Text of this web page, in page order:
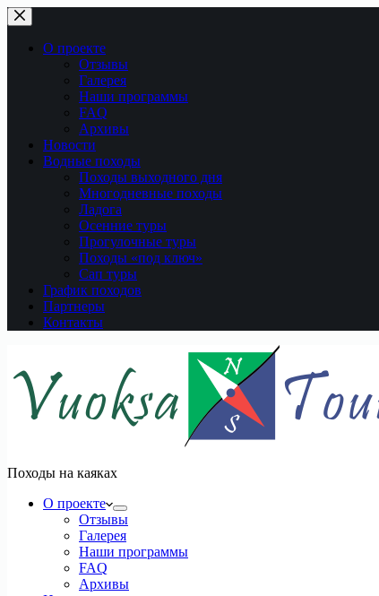
Перейти
к
сути
О проекте
Отзывы
Галерея
Наши программы
FAQ
Архивы
Новости
Водные походы
Походы выходного дня
Многодневные походы
Ладога
Осенние туры
Прогулочные туры
Походы «под ключ»
Сап туры
График походов
Партнеры
Контакты
Походы на каяках
О проекте
Отзывы
Галерея
Наши программы
FAQ
Архивы